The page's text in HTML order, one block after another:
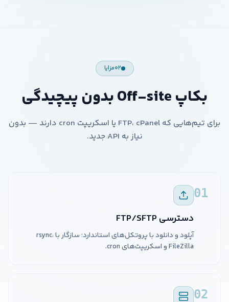
۰۲مزایا
بکاپ Off-site بدون پیچیدگی
برای تیم‌هایی که FTP، cPanel یا اسکریپت cron دارند — بدون
نیاز به API جدید.
01
دسترسی FTP/SFTP
آپلود و دانلود با پروتکل‌های استاندارد؛ سازگار با rsync،
FileZilla و اسکریپت‌های cron.
02